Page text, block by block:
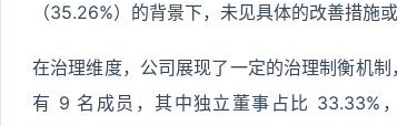
（35.26%）的背景下，未见具体的改善措施或
在治理维度，公司展现了一定的治理制衡机
有 9 名成员，其中独立董事占比 33.33%